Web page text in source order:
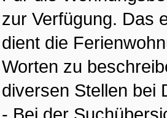
zur Verfügung. Das
dient die
Worten zu
diversen Stellen bei